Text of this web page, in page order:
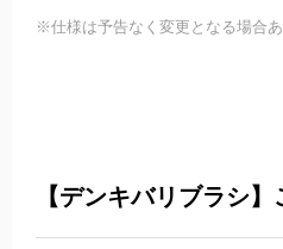
※仕様は予告なく変更となる場合あ
【デンキバリブラシ